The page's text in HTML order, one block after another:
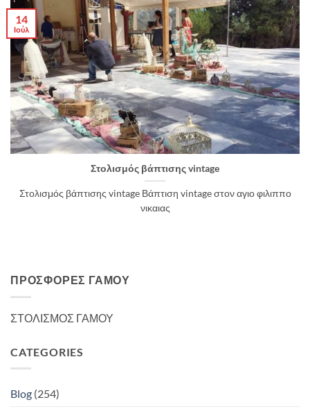
Στολισμός βάπτισης vintage
Στολισμός βάπτισης vintage Βάπτιση vintage στον αγιο φιλιππο
νικαιας
14
Ιούλ
ΠΡΟΣΦΟΡΈΣ ΓΆΜΟΥ
ΣΤΟΛΙΣΜΟΣ ΓΑΜΟΥ
CATEGORIES
Blog (254)